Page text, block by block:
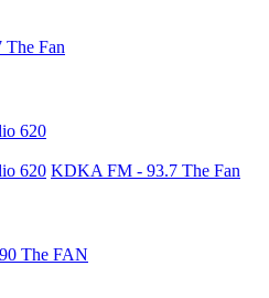
Fan
620
620 KDKA FM - 93.7 The Fan
The FAN